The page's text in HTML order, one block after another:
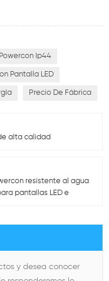
Ip44
Pantalla LED
Precio De Fábrica
alta calidad
resistente al agua
pantallas LED e
y desea conocer